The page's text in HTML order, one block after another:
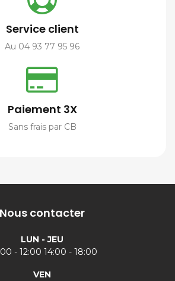
Service client
Au 04 93 77 95 96
Paiement 3X
Sans frais par CB
Nous contacter
LUN - JEU
- 12:00 14:00 - 18:00
VEN